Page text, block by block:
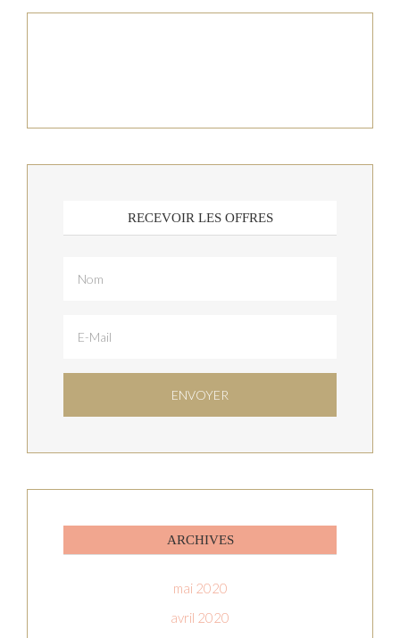
RECEVOIR LES OFFRES
ARCHIVES
mai 2020
avril 2020